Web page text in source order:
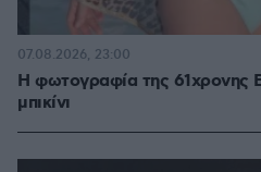
Η φωτογραφία της 61χρονης
μπικίνι
07.08.2026, 23:00